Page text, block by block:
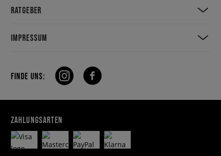
RATGEBER
IMPRESSUM
FINDE UNS:
ZAHLUNGSARTEN